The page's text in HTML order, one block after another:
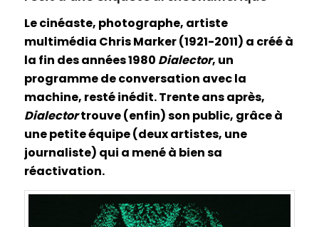
Le cinéaste, photographe, artiste
multimédia Chris Marker (1921-2011) a créé à
la fin des années 1980 Dialector, un
programme de conversation avec la
machine, resté inédit. Trente ans après,
Dialectortrouve (enfin) son public, grâce à
une petite équipe (deux artistes, une
journaliste) qui a mené à bien sa
réactivation.